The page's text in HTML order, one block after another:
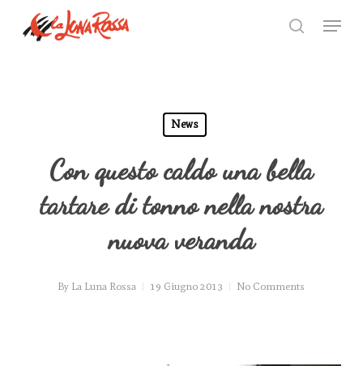
search
Menu
News
Con questo caldo una bella
tartare di tonno nella nostra
nuova veranda
By La Luna Rossa 19 Giugno 2013 No Comments